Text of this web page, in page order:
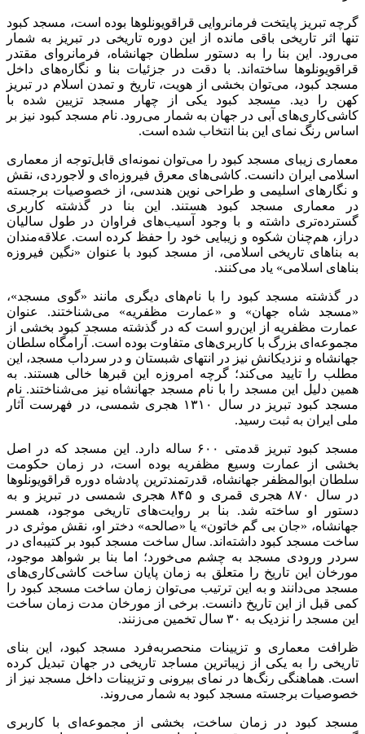
گرچه تبریز پایتخت فرمانروایی قراقویونلوها بوده است، مسجد کبود
تنها اثر تاریخی باقی مانده از این دوره تاریخی در تبریز به شمار
می‌رود. این بنا را به دستور سلطان جهانشاه، فرمانروای مقتدر
قراقویونلوها ساخته‌اند. با دقت در جزئیات بنا و نگاره‌های داخل
مسجد کبود، می‌توان بخشی از هویت، تاریخ و تمدن اسلام در تبریز
کهن را دید. مسجد کبود یکی از چهار مسجد تزیین شده با
کاشی‌کاری‌های آبی در جهان به شمار می‌رود. نام مسجد کبود نیز بر
اساس رنگ نمای این بنا انتخاب شده است.
معماری زیبای مسجد کبود را می‌توان نمونه‌ای قابل‌توجه از معماری
اسلامی ایران دانست. کاشی‌های معرق فیروزه‌ای و لاجوردی، نقش
و نگارهای اسلیمی و طراحی نوین هندسی، از خصوصیات برجسته
در معماری مسجد کبود هستند. این بنا در گذشته کاربری
گسترده‌تری داشته و با وجود آسیب‌های فراوان در طول سالیان
دراز، هم‌چنان شکوه و زیبایی خود را حفظ کرده است. علاقه‌مندان
به بناهای تاریخی اسلامی، از مسجد کبود با عنوان «نگین فیروزه
بناهای اسلامی» یاد می‌کنند.
در گذشته مسجد کبود را با نام‌های دیگری مانند «گوی مسجد»،
«مسجد شاه جهان» و «عمارت مظفریه» می‌شناختند. عنوان
عمارت مظفریه از این‌رو است که در گذشته مسجد کبود بخشی از
مجموعه‌ای بزرگ با کاربری‌های متفاوت بوده است. آرامگاه سلطان
جهانشاه و نزدیکانش نیز در انتهای شبستان و در سرداب مسجد، این
مطلب را تایید می‌کند؛ گرچه امروزه این قبرها خالی هستند. به
همین دلیل این مسجد را با نام مسجد جهانشاه نیز می‌شناختند. نام
مسجد کبود تبریز در سال ۱۳۱۰ هجری شمسی، در فهرست آثار
ملی ایران به ثبت رسید.
مسجد کبود تبریز قدمتی ۶۰۰ ساله دارد. این مسجد که در اصل
بخشی از عمارت وسیع مظفریه بوده است، در زمان حکومت
سلطان ابوالمظفر جهانشاه، قدرتمندترین پادشاه دوره قراقویونلوها
در سال ۸۷۰ هجری قمری و ۸۴۵ هجری شمسی در تبریز و به
دستور او ساخته شد. بنا بر روایت‌های تاریخی موجود، همسر
جهانشاه، «جان بی گم خاتون» یا «صالحه» دختر او، نقش موثری در
ساخت مسجد کبود داشته‌اند. سال ساخت مسجد کبود بر کتیبه‌ای در
سردر ورودی مسجد به چشم می‌خورد؛ اما بنا بر شواهد موجود،
مورخان این تاریخ را متعلق به زمان پایان ساخت کاشی‌کاری‌های
مسجد می‌دانند و به این ترتیب می‌توان زمان ساخت مسجد کبود را
کمی قبل از این تاریخ دانست. برخی از مورخان مدت زمان ساخت
این مسجد را نزدیک به ۳۰ سال تخمین می‌زنند.
ظرافت معماری و تزیینات منحصربه‌فرد مسجد کبود، این بنای
تاریخی را به یکی از زیباترین مساجد تاریخی در جهان تبدیل کرده
است. هماهنگی رنگ‌ها در نمای بیرونی و تزیینات داخل مسجد نیز از
خصوصیات برجسته مسجد کبود به شمار می‌روند.
مسجد کبود در زمان ساخت، بخشی از مجموعه‌ای با کاربری